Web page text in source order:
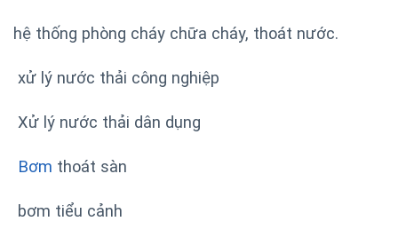
hệ thống phòng cháy chữa cháy, thoát nước.
xử lý nước thải công nghiệp
Xử lý nước thải dân dụng
Bơm thoát sàn
bơm tiểu cảnh